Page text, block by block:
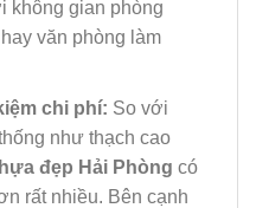
không gian phòng
văn phòng làm
chi phí: So với
như thạch cao
đẹp Hải Phòng có
rất nhiều. Bên cạnh